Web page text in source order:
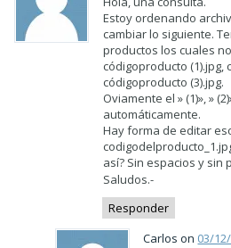
Estoy ordenando
cambiar lo siguiente.
productos los cuales
códigoproducto (1).jpg,
códigoproducto (3).jpg.
Oviamente el » (1)», »
automáticamente.
Hay forma de editar
así? Sin espacios y sin
Saludos.-
Responder
Carlos on 03/